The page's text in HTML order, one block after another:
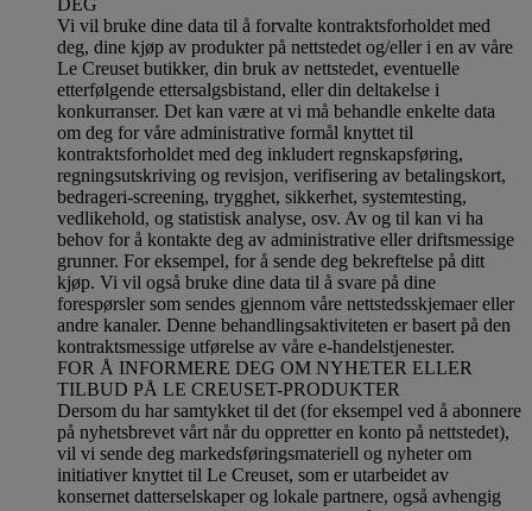
DEG
Vi vil bruke dine data til å forvalte kontraktsforholdet med
deg, dine kjøp av produkter på nettstedet og/eller i en av våre
Le Creuset butikker, din bruk av nettstedet, eventuelle
etterfølgende ettersalgsbistand, eller din deltakelse i
konkurranser. Det kan være at vi må behandle enkelte data
om deg for våre administrative formål knyttet til
kontraktsforholdet med deg inkludert regnskapsføring,
regningsutskriving og revisjon, verifisering av betalingskort,
bedrageri-screening, trygghet, sikkerhet, systemtesting,
vedlikehold, og statistisk analyse, osv. Av og til kan vi ha
behov for å kontakte deg av administrative eller driftsmessige
grunner. For eksempel, for å sende deg bekreftelse på ditt
kjøp. Vi vil også bruke dine data til å svare på dine
forespørsler som sendes gjennom våre nettstedsskjemaer eller
andre kanaler. Denne behandlingsaktiviteten er basert på den
kontraktsmessige utførelse av våre e-handelstjenester.
FOR Å INFORMERE DEG OM NYHETER ELLER
TILBUD PÅ LE CREUSET-PRODUKTER
Dersom du har samtykket til det (for eksempel ved å abonnere
på nyhetsbrevet vårt når du oppretter en konto på nettstedet),
vil vi sende deg markedsføringsmateriell og nyheter om
initiativer knyttet til Le Creuset, som er utarbeidet av
konsernet datterselskaper og lokale partnere, også avhengig